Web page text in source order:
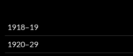
1918–19
1920–29